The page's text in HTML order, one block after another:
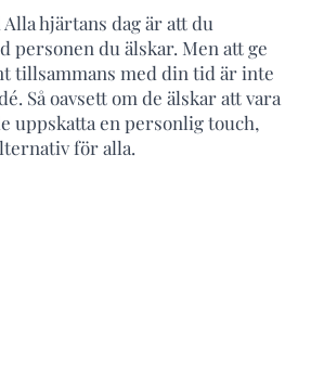
hjärtans dag är att du
personen du älskar. Men att ge
tillsammans med din tid är inte
Så oavsett om de älskar att vara
uppskatta en personlig touch,
för alla.